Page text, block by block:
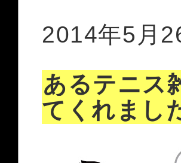
2014年5月
あるテニス
てくれまし